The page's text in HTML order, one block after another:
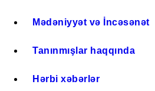
Mədəniyyət və İncəsənət
Tanınmışlar haqqında
Hərbi xəbərlər